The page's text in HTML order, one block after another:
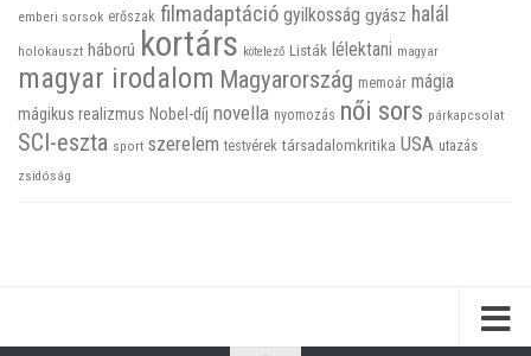
emberi sorsok erőszak filmadaptáció gyilkosság gyász halál
holokauszt háború kortárs kötelező Listák lélektani magyar
magyar irodalom Magyarország memoár mágia
mágikus realizmus Nobel-díj novella nyomozás női sors párkapcsolat
SCI-eszta sport szerelem testvérek társadalomkritika USA utazás
zsidóság